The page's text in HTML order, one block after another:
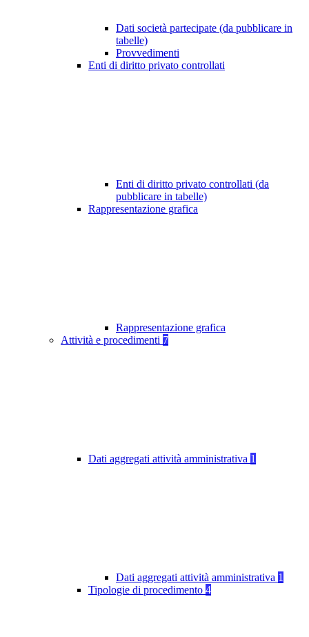
Dati società partecipate (da pubblicare in
tabelle)
Provvedimenti
Enti di diritto privato controllati
Enti di diritto privato controllati (da
pubblicare in tabelle)
Rappresentazione grafica
Rappresentazione grafica
Attività e procedimenti 7
Dati aggregati attività amministrativa 1
Dati aggregati attività amministrativa 1
Tipologie di procedimento 4